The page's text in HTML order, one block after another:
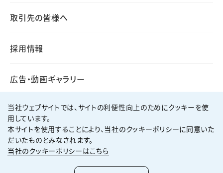
取引先の皆様へ
採用情報
広告・動画ギャラリー
個人情報保護方針
サイト利用規約
サイトマップ
2026KUMAGAI GUMI CO.,LTD All Rights Reserved.
当社ウェブサイトでは、サイトの利便性向上のためにクッキーを使
用しています。
本サイトを使用することにより、当社のクッキーポリシーに同意いた
だいたものとみなされます。
当社のクッキーポリシーはこちら